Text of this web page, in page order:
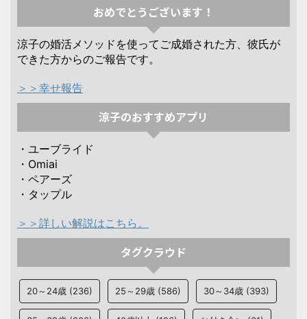
おめでとうございます！
涼子の婚活メソッドを使ってご成婚された方、彼氏が
できた方からのご報告です。
＞＞幸せ報告
涼子のおすすめアプリ
・ユーブライド
・Omiai
・ペアーズ
・タップル
＞＞詳しい解説はこちら。
タグクラウド
20～24歳 (236) 25～29歳 (586) 30～34歳 (393)